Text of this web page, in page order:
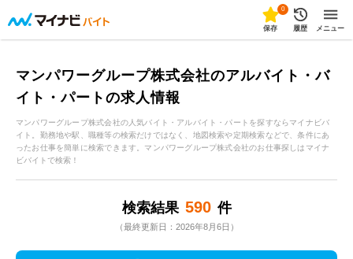
0
保存 履歴 メニュー
マンパワーグループ株式会社のアルバイト・バ
イト・パートの求人情報
マンパワーグループ株式会社の人気バイト・アルバイト・パートを探すならマイナビバ
イト。勤務地や駅、職種等の検索だけではなく、地図検索や定期検索などで、条件にあ
ったお仕事を簡単に検索できます。マンパワーグループ株式会社のお仕事探しはマイナ
ビバイトで検索！
検索結果 590 件
（最終更新日：2026年8月6日）